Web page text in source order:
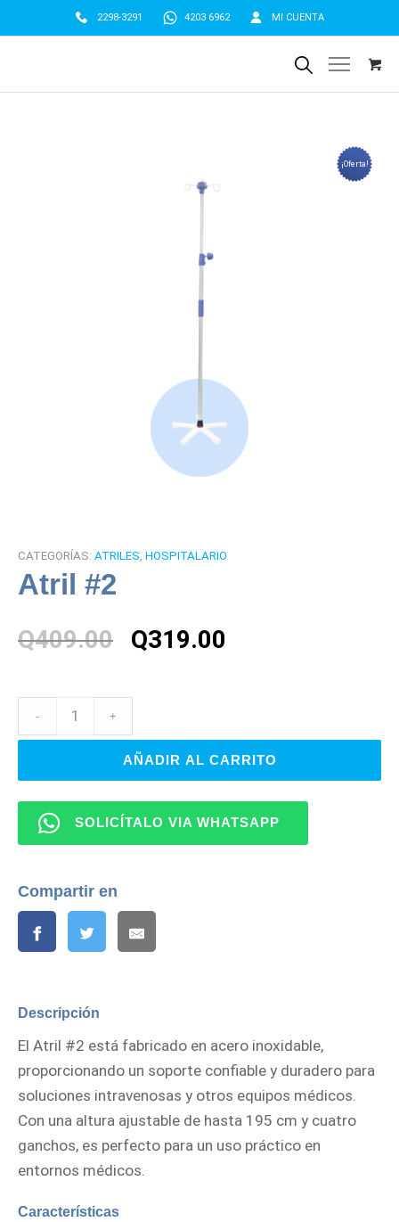
2298-3291 4203 6962 MI CUENTA
¡Oferta!
CATEGORÍAS: ATRILES HOSPITALARIO
Atril #2
Q409.00 El
precio
era:
Q319.00
AÑADIR AL CARRITO
SOLICÍTALO VIA WHATSAPP
Compartir en
Descripción
El Atril #2 está fabricado en acero inoxidable,
proporcionando un soporte confiable y duradero para
soluciones intravenosas y otros equipos médicos.
Con una altura ajustable de hasta 195 cm y cuatro
ganchos, es perfecto para un uso práctico en
entornos médicos.
Características